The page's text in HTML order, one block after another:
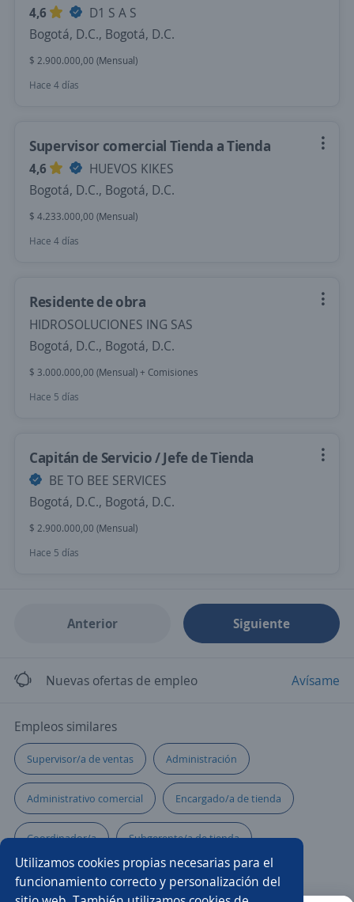
Utilizamos cookies propias necesarias para el
funcionamiento correcto y personalización del
4,6
D1 S A S
Bogotá, D.C., Bogotá, D.C.
$ 2.900.000,00 (Mensual)
Hace 4 días
Supervisor comercial Tienda a Tienda
4,6
HUEVOS KIKES
Bogotá, D.C., Bogotá, D.C.
$ 4.233.000,00 (Mensual)
Hace 4 días
Residente de obra
HIDROSOLUCIONES ING SAS
Bogotá, D.C., Bogotá, D.C.
$ 3.000.000,00 (Mensual) + Comisiones
Hace 5 días
Capitán de Servicio / Jefe de Tienda
BE TO BEE SERVICES
Bogotá, D.C., Bogotá, D.C.
$ 2.900.000,00 (Mensual)
Hace 5 días
Anterior Siguiente
Nuevas ofertas de empleo Avísame
Empleos similares
Supervisor/a de ventas Administración
Administrativo comercial Encargado/a de tienda
Coordinador/a Subgerente/a de tienda
Coordinador/a de ventas Jefe/a